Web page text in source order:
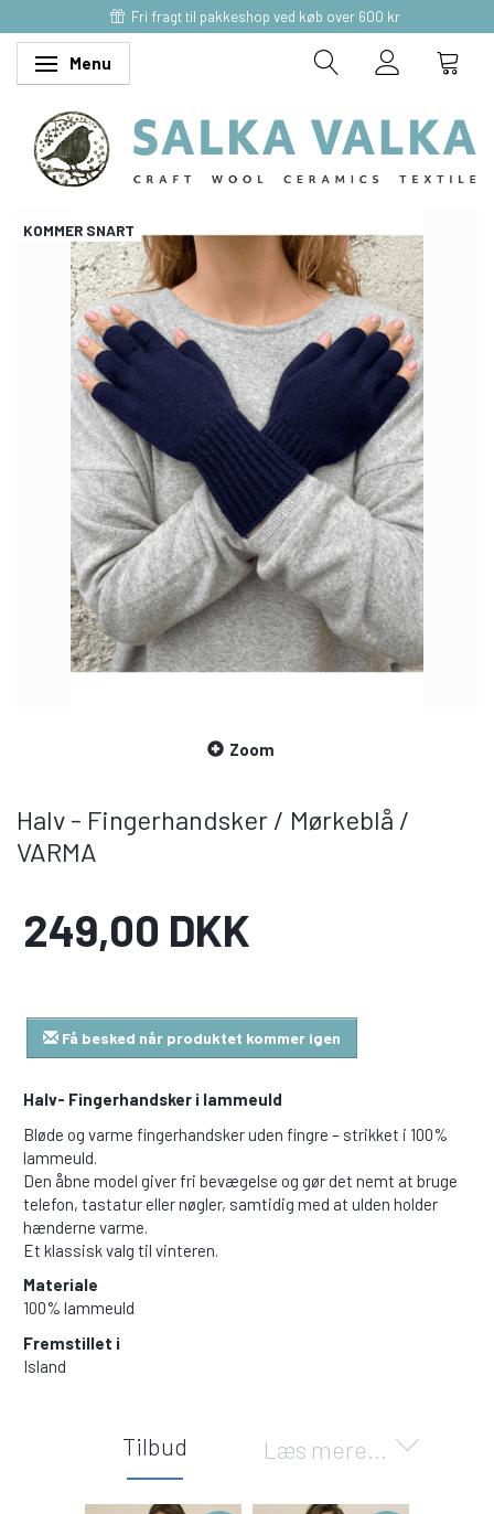
Fri fragt til pakkeshop ved køb over 600 kr
Skifte navigation
Menu
KOMMER SNART
Zoom
Halv - Fingerhandsker / Mørkeblå /
VARMA
249,00 DKK
Få besked når produktet kommer igen
Halv- Fingerhandsker i lammeuld
Bløde og varme fingerhandsker uden fingre – strikket i 100%
lammeuld.
Den åbne model giver fri bevægelse og gør det nemt at bruge
telefon, tastatur eller nøgler, samtidig med at ulden holder
hænderne varme.
Et klassisk valg til vinteren.
Materiale
100% lammeuld
Fremstillet i
Island
Læs mere...
Tilbud